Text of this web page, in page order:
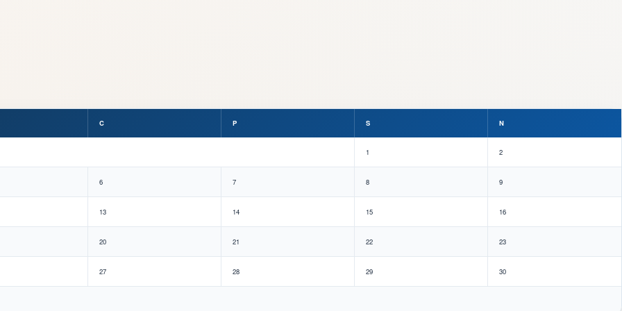
C P S N
1 2
6 7 8 9
13 14 15 16
20 21 22 23
27 28 29 30